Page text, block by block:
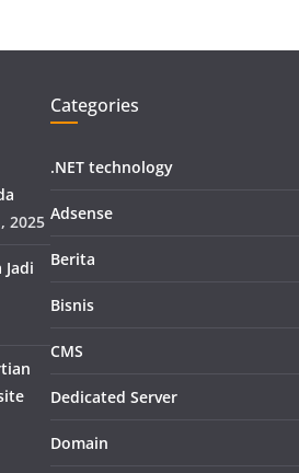
2025
Categories
.NET technology
Adsense
Berita
Bisnis
CMS
Dedicated Server
Domain